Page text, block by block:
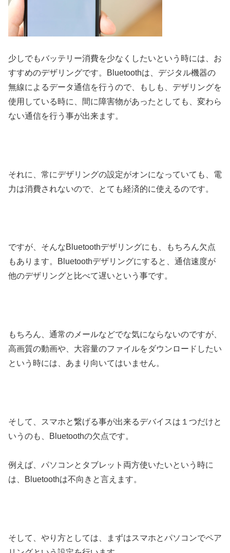
少しでもバッテリー消費を少なくしたいという時には、お
すすめのデザリングです。Bluetoothは、デジタル機器の
無線によるデータ通信を行うので、もしも、デザリングを
使用している時に、間に障害物があったとしても、変わら
ない通信を行う事が出来ます。
それに、常にデザリングの設定がオンになっていても、電
力は消費されないので、とても経済的に使えるのです。
ですが、そんなBluetoothデザリングにも、もちろん欠点
もあります。Bluetoothデザリングにすると、通信速度が
他のデザリングと比べて遅いという事です。
もちろん、通常のメールなどでな気にならないのですが、
高画質の動画や、大容量のファイルをダウンロードしたい
という時には、あまり向いてはいません。
そして、スマホと繋げる事が出来るデバイスは１つだけと
いうのも、Bluetoothの欠点です。
例えば、パソコンとタブレット両方使いたいという時に
は、Bluetoothは不向きと言えます。
そして、やり方としては、まずはスマホとパソコンでペア